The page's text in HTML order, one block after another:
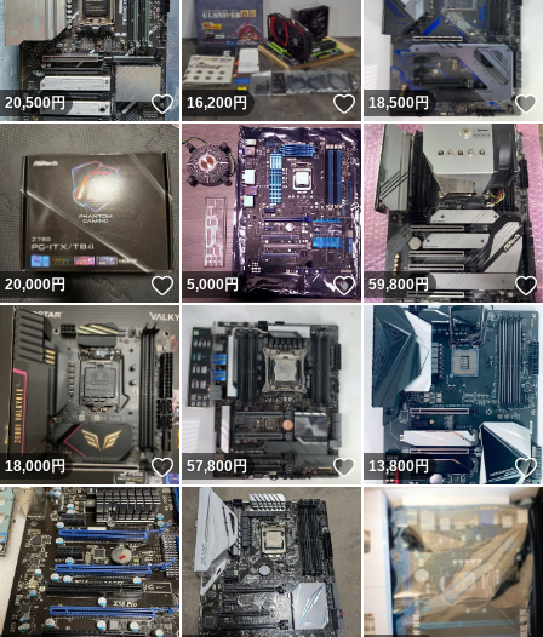
20,500円 いいね！
16,200円 いいね！
18,500円
20,000円 いいね！
5,000円 いいね！
59,800円
18,000円 いいね！
57,800円 いいね！
13,800円